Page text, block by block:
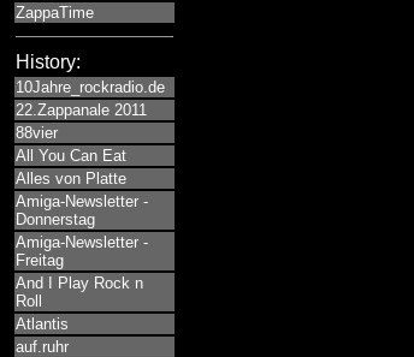
ZappaTime
History:
10Jahre_rockradio.de
22.Zappanale 2011
88vier
All You Can Eat
Alles von Platte
Amiga-Newsletter -
Donnerstag
Amiga-Newsletter -
Freitag
And I Play Rock n
Roll
Atlantis
auf.ruhr